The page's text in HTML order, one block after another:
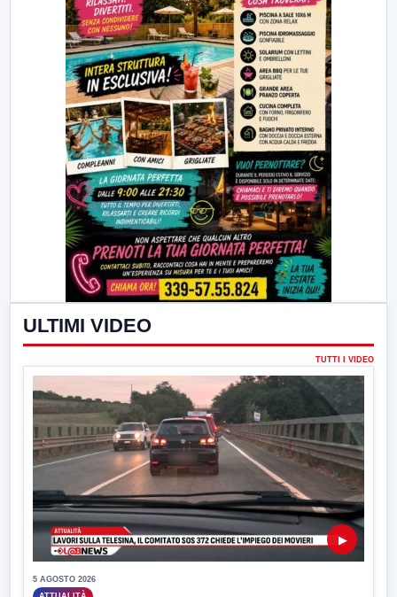
ULTIMI VIDEO
TUTTI I VIDEO
▶
5 AGOSTO 2026